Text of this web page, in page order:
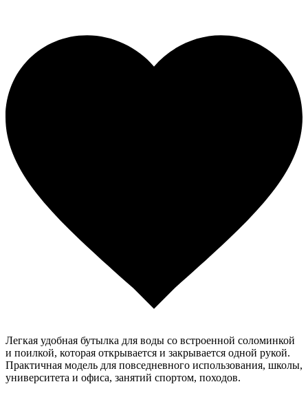
Легкая удобная бутылка для воды со встроенной соломинкой
и поилкой, которая открывается и закрывается одной рукой.
Практичная модель для повседневного использования, школы,
университета и офиса, занятий спортом, походов.